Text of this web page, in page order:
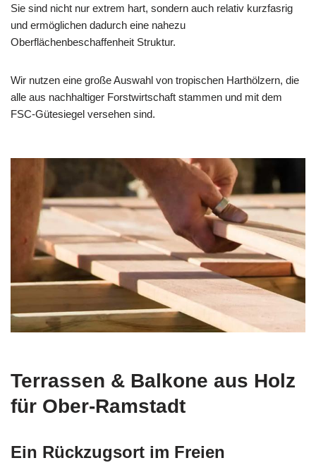
Sie sind nicht nur extrem hart, sondern auch relativ kurzfasrig
und ermöglichen dadurch eine nahezu
Oberflächenbeschaffenheit Struktur.
Wir nutzen eine große Auswahl von tropischen Harthölzern, die
alle aus nachhaltiger Forstwirtschaft stammen und mit dem
FSC-Gütesiegel versehen sind.
Terrassen & Balkone aus Holz
für Ober-Ramstadt
Ein Rückzugsort im Freien